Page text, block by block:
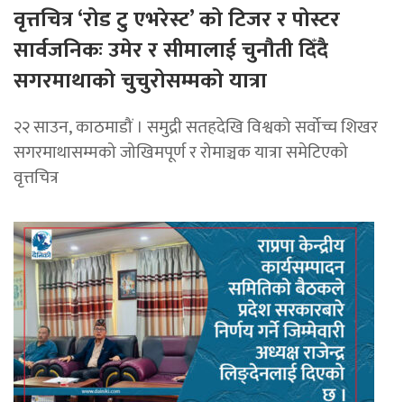
वृत्तचित्र ‘रोड टु एभरेस्ट’ को टिजर र पोस्टर
सार्वजनिकः उमेर र सीमालाई चुनौती दिँदै
सगरमाथाको चुचुरोसम्मको यात्रा
२२ साउन, काठमाडौं । समुद्री सतहदेखि विश्वको सर्वोच्च शिखर
सगरमाथासम्मको जोखिमपूर्ण र रोमाञ्चक यात्रा समेटिएको
वृत्तचित्र